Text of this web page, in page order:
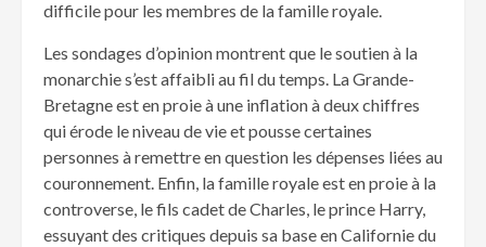
difficile pour les membres de la famille royale.
Les sondages d’opinion montrent que le soutien à la
monarchie s’est affaibli au fil du temps. La Grande-
Bretagne est en proie à une inflation à deux chiffres
qui érode le niveau de vie et pousse certaines
personnes à remettre en question les dépenses liées au
couronnement. Enfin, la famille royale est en proie à la
controverse, le fils cadet de Charles, le prince Harry,
essuyant des critiques depuis sa base en Californie du